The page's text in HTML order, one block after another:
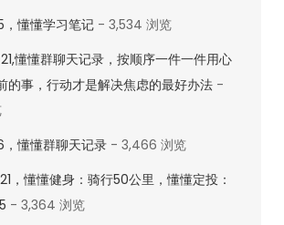
懂懂学习笔记 - 3,534 浏览
懂懂群聊天记录，按顺序一件一件用心
的事，行动才是解决焦虑的最好办法 -
懂懂群聊天记录 - 3,466 浏览
，懂懂健身：骑行50公里，懂懂定投：
- 3,364 浏览